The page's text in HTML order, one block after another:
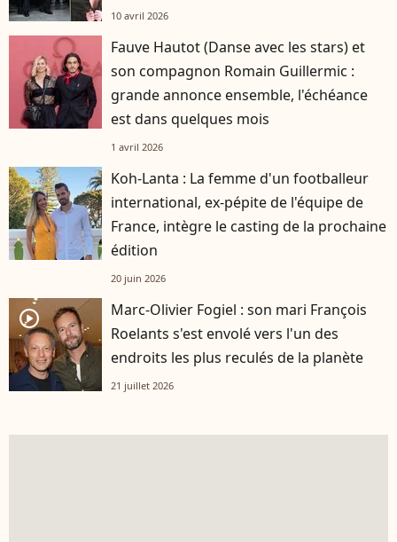
10 avril 2026
Fauve Hautot (Danse avec les stars) et
son compagnon Romain Guillermic :
grande annonce ensemble, l'échéance
est dans quelques mois
1 avril 2026
Koh-Lanta : La femme d'un footballeur
international, ex-pépite de l'équipe de
France, intègre le casting de la prochaine
édition
20 juin 2026
player2
Marc-Olivier Fogiel : son mari François
Roelants s'est envolé vers l'un des
endroits les plus reculés de la planète
21 juillet 2026